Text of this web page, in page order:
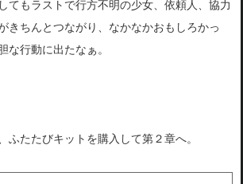
てもラストで行方不明の少女、依頼人、協力
きちんとつながり、なかなかおもしろかっ
な行動に出たなぁ。
ふたたびキットを購入して第２章へ。